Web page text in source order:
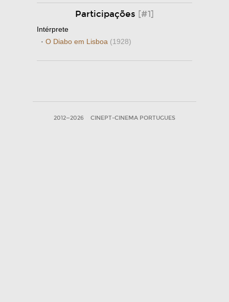
Participações [#1]
Intérprete
· O Diabo em Lisboa (1928)
2012—2026 CINEPT-CINEMA PORTUGUES